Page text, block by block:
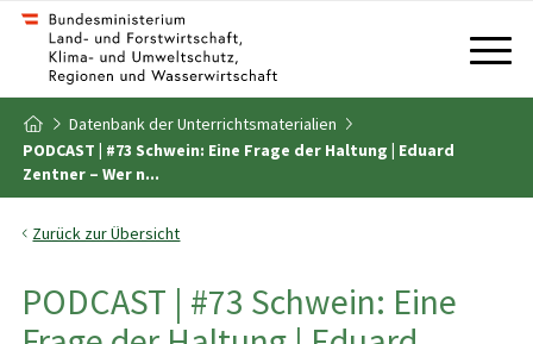
Zum Inhalt
Zum Inhaltsverzeichnis
Zur Startseite
Datenbank der Unterrichtsmaterialien
PODCAST | #73 Schwein: Eine Frage der Haltung | Eduard
Zentner – Wer n...
Zurück zur Übersicht
PODCAST | #73 Schwein: Eine